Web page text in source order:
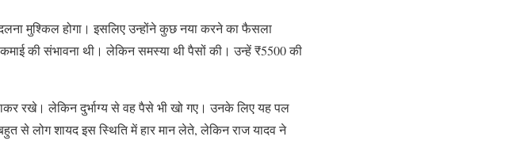
मुश्किल होगा। इसलिए उन्होंने कुछ नया करने का फैसला
की संभावना थी। लेकिन समस्या थी पैसों की। उन्हें ₹5500 की
रखे। लेकिन दुर्भाग्य से वह पैसे भी खो गए। उनके लिए यह पल
से लोग शायद इस स्थिति में हार मान लेते, लेकिन राज यादव ने